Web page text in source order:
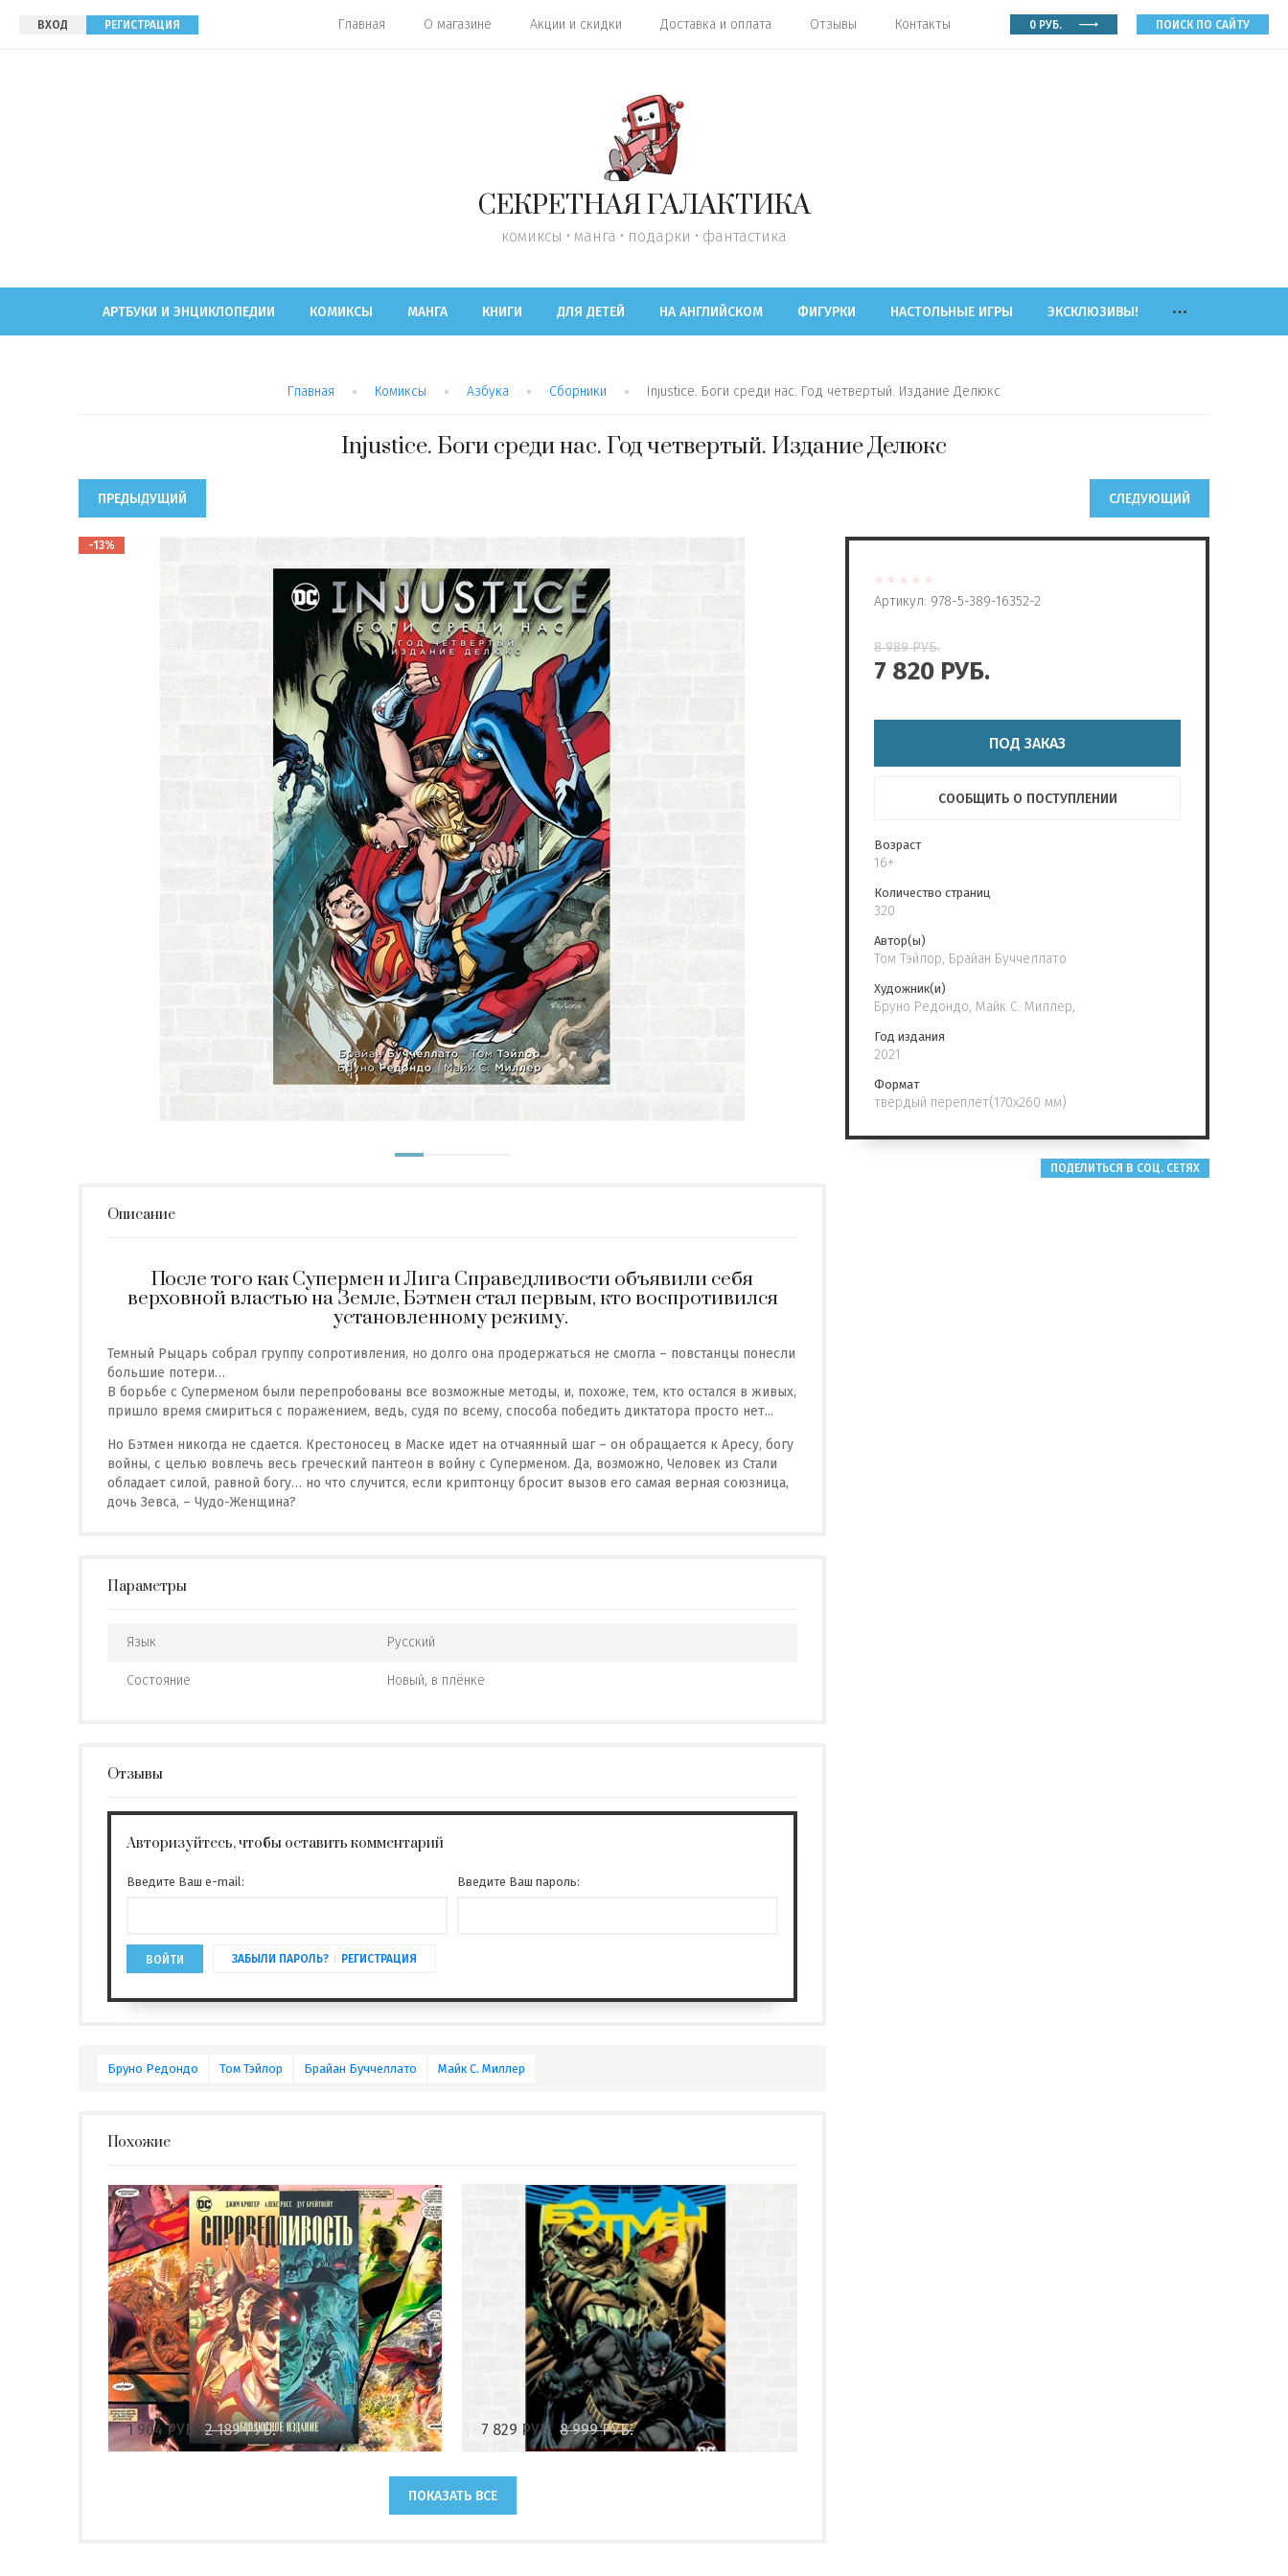
ВХОД РЕГИСТРАЦИЯ Главная О магазине Акции и скидки Доставка и оплата Отзывы Контакты 0 РУБ. ПОИСК ПО САЙТУ
СЕКРЕТНАЯ ГАЛАКТИКА
комиксы • манга • подарки • фантастика
АРТБУКИ И ЭНЦИКЛОПЕДИИ КОМИКСЫ МАНГА КНИГИ ДЛЯ ДЕТЕЙ НА АНГЛИЙСКОМ ФИГУРКИ НАСТОЛЬНЫЕ ИГРЫ ЭКСКЛЮЗИВЫ!
Главная Комиксы Азбука Сборники Injustice. Боги среди нас. Год четвертый. Издание Делюкс
Injustice. Боги среди нас. Год четвертый. Издание Делюкс
ПРЕДЫДУЩИЙ СЛЕДУЮЩИЙ
-13%
Описание
После того как Супермен и Лига Справедливости объявили себя
верховной властью на Земле, Бэтмен стал первым, кто воспротивился
установленному режиму.
Темный Рыцарь собрал группу сопротивления, но долго она продержаться не смогла – повстанцы понесли
большие потери…
В борьбе с Суперменом были перепробованы все возможные методы, и, похоже, тем, кто остался в живых,
пришло время смириться с поражением, ведь, судя по всему, способа победить диктатора просто нет...
Но Бэтмен никогда не сдается. Крестоносец в Маске идет на отчаянный шаг – он обращается к Аресу, богу
войны, с целью вовлечь весь греческий пантеон в войну с Суперменом. Да, возможно, Человек из Стали
обладает силой, равной богу… но что случится, если криптонцу бросит вызов его самая верная союзница,
дочь Зевса, – Чудо-Женщина?
Параметры
Язык Русский
Состояние Новый, в плёнке
Отзывы
Авторизуйтесь, чтобы оставить комментарий
Введите Ваш e-mail: Введите Ваш пароль:
ВОЙТИ ЗАБЫЛИ ПАРОЛЬ? РЕГИСТРАЦИЯ
Бруно Редондо Том Тэйлор Брайан Буччеллато Майк С. Миллер
Похожие
1 904РУБ. 2 189РУБ. 7 829 РУБ. 8 999РУБ.
ПОКАЗАТЬ ВСЕ
Артикул: 978-5-389-16352-2
8 989РУБ.
7 820 РУБ.
ПОД ЗАКАЗ
СООБЩИТЬ О ПОСТУПЛЕНИИ
Возраст
16+
Количество страниц
320
Автор(ы)
Том Тэйлор, Брайан Буччеллато
Художник(и)
Бруно Редондо, Майк С. Миллер,
Год издания
2021
Формат
твердый переплет(170х260 мм)
ПОДЕЛИТЬСЯ В СОЦ. СЕТЯХ